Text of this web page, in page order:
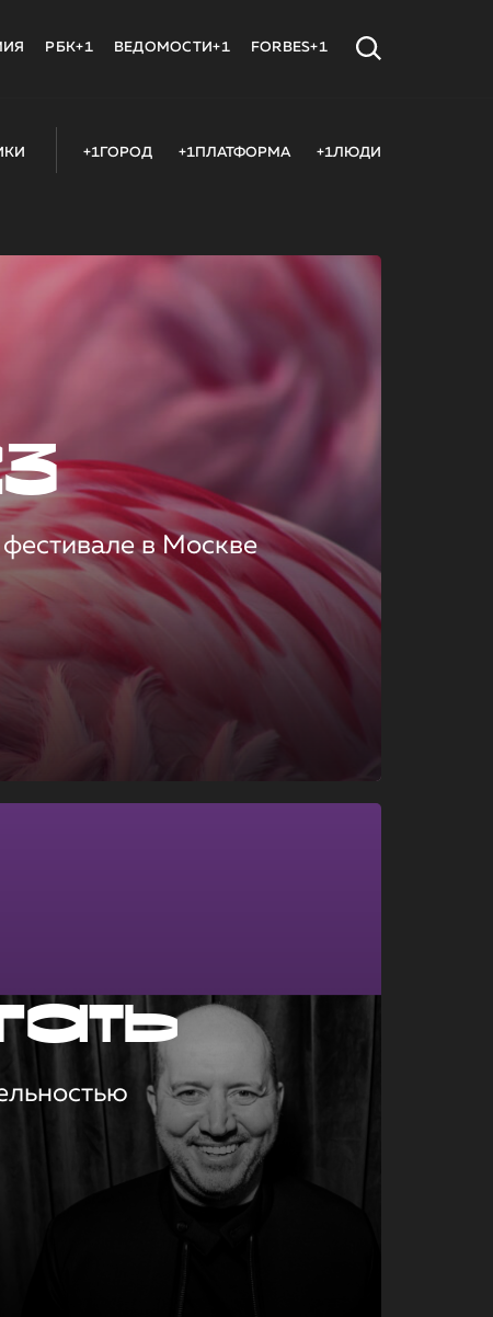
РБК+1 ВЕДОМОСТИ+1 FORBES+1
+1ГОРОД +1ПЛАТФОРМА +1ЛЮДИ
в Москве